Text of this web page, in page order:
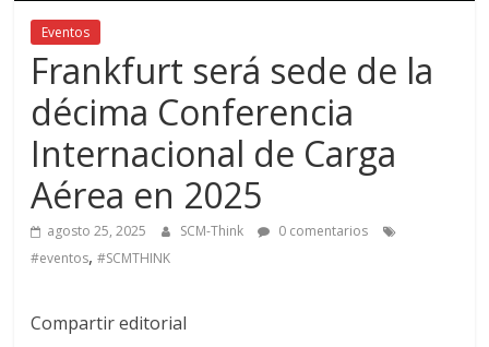
Eventos
Frankfurt será sede de la
décima Conferencia
Internacional de Carga
Aérea en 2025
agosto 25, 2025 SCM-Think
0 comentarios
#eventos,#SCMTHINK
Compartir editorial